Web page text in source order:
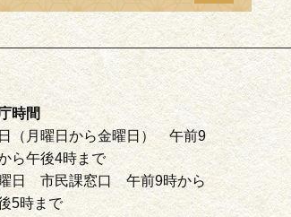
時間
（月曜日から金曜日） 午前9
ら午後4時まで
日 市民課窓口 午前9時から
5時まで